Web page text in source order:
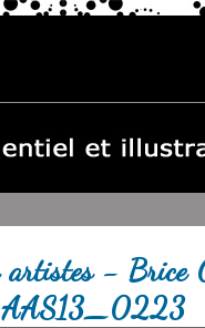
artistes - Brice